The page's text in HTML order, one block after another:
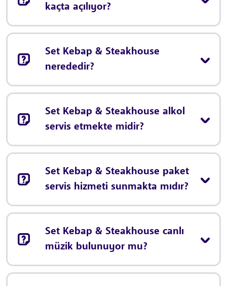
kaçta açılıyor?
Set Kebap & Steakhouse
nerededir?
Set Kebap & Steakhouse alkol
servis etmekte midir?
Set Kebap & Steakhouse paket
servis hizmeti sunmakta mıdır?
Set Kebap & Steakhouse canlı
müzik bulunuyor mu?